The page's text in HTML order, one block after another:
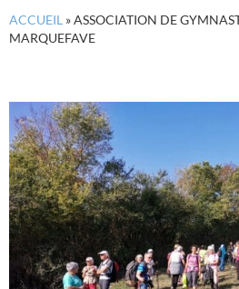
ACCUEIL »ASSOCIATION DE
MARQUEFAVE